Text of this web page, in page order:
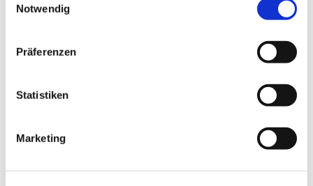
Notwendig
Präferenzen
Statistiken
Marketing